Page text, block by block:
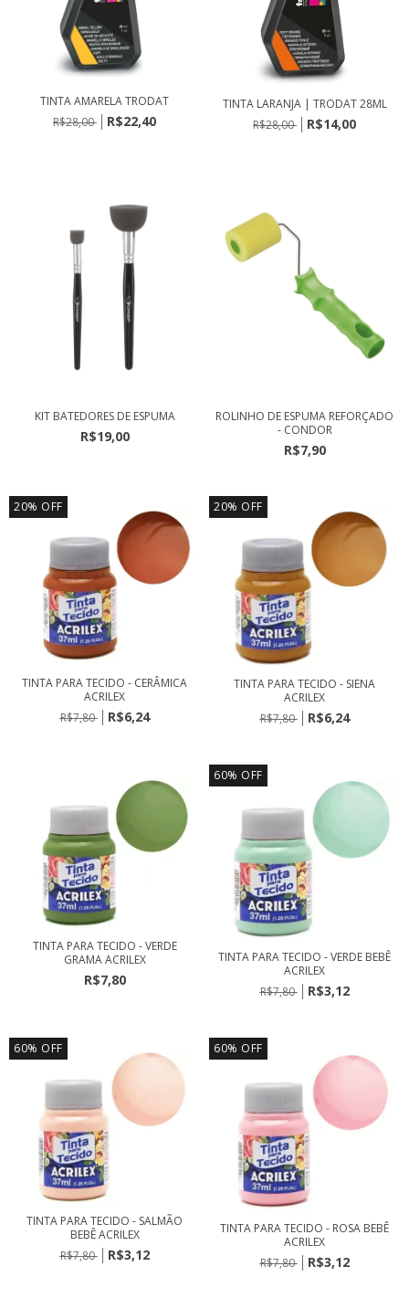
TINTA AMARELA TRODAT
R$28,00
R$22,40
TINTA LARANJA | TRODAT 28ML
R$28,00
R$14,00
KIT BATEDORES DE ESPUMA
R$19,00
ROLINHO DE ESPUMA REFORÇADO
- CONDOR
R$7,90
20% OFF
TINTA PARA TECIDO - CERÂMICA
ACRILEX
R$7,80
R$6,24
20% OFF
TINTA PARA TECIDO - SIENA
ACRILEX
R$7,80
R$6,24
TINTA PARA TECIDO - VERDE
GRAMA ACRILEX
R$7,80
60% OFF
TINTA PARA TECIDO - VERDE BEBÊ
ACRILEX
R$7,80
R$3,12
60% OFF
TINTA PARA TECIDO - SALMÃO
BEBÊ ACRILEX
R$7,80
R$3,12
60% OFF
TINTA PARA TECIDO - ROSA BEBÊ
ACRILEX
R$7,80
R$3,12